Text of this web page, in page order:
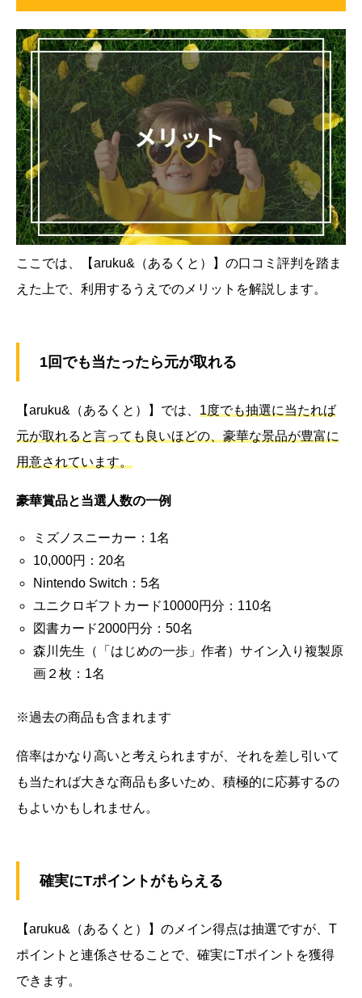
ここでは、【aruku&（あるくと）】の口コミ評判を踏ま
えた上で、利用するうえでのメリットを解説します。
1回でも当たったら元が取れる
【aruku&（あるくと）】では、 1度でも抽選に当たれば
元が取れると言っても良いほどの、豪華な景品が豊富に
用意されています。
豪華賞品と当選人数の一例
ミズノスニーカー：1名
10,000円：20名
Nintendo Switch：5名
ユニクロギフトカード10000円分：110名
図書カード2000円分：50名
森川先生（「はじめの一歩」作者）サイン入り複製原
画２枚：1名
※過去の商品も含まれます
倍率はかなり高いと考えられますが、それを差し引いて
も当たれば大きな商品も多いため、積極的に応募するの
もよいかもしれません。
確実にTポイントがもらえる
【aruku&（あるくと）】のメイン得点は抽選ですが、T
ポイントと連係させることで、確実にTポイントを獲得
できます。